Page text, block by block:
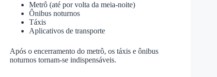
Metrô (até por volta da meia-noite)
Ônibus noturnos
Táxis
Aplicativos de transporte
Após o encerramento do metrô, os táxis e ônibus
noturnos tornam-se indispensáveis.